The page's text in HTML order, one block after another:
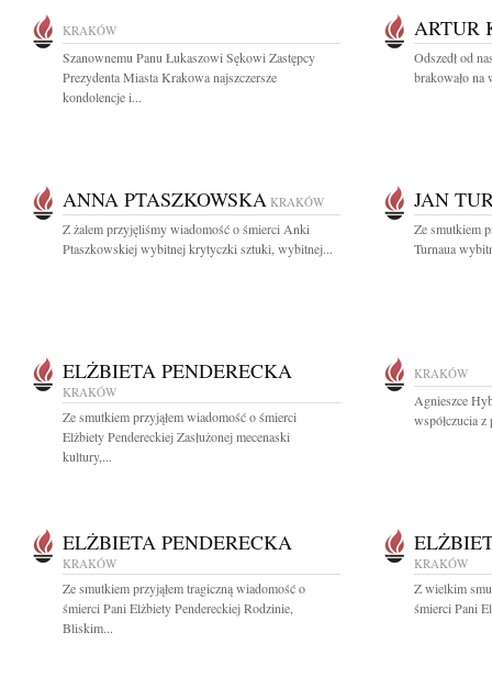
KRAKÓW
Szanownemu Panu Łukaszowi Sękowi Zastępcy
Prezydenta Miasta Krakowa najszczersze
kondolencje i...
ARTUR
Odszedł od
brakowało na
ANNA PTASZKOWSKA KRAKÓW
Z żalem przyjęliśmy wiadomość o śmierci Anki
Ptaszkowskiej wybitnej krytyczki sztuki, wybitnej...
JAN
Ze smutkiem
Turnaua
ELŻBIETA PENDERECKA
KRAKÓW
Ze smutkiem przyjąłem wiadomość o śmierci
Elżbiety Pendereckiej Zasłużonej mecenaski
kultury,...
KRAKÓW
Agnieszce
współczucia
ELŻBIETA PENDERECKA
KRAKÓW
Ze smutkiem przyjąłem tragiczną wiadomość o
śmierci Pani Elżbiety Pendereckiej Rodzinie,
Bliskim...
KRAKÓW
Z wielkim
śmierci Pani